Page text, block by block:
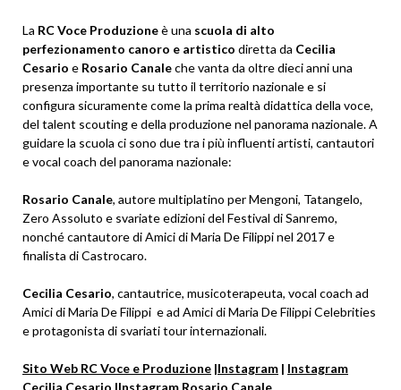
La RC Voce Produzioneè una scuola di alto
perfezionamento canoro e artistico diretta da Cecilia
Cesario e Rosario Canaleche vanta da oltre dieci anni una
presenza importante su tutto il territorio nazionale e si
configura sicuramente come la prima realtà didattica della voce,
del talent scouting e della produzione nel panorama nazionale. A
guidare la scuola ci sono due tra i più influenti artisti, cantautori
e vocal coach del panorama nazionale:
Rosario Canale, autore multiplatino per Mengoni, Tatangelo,
Zero Assoluto e svariate edizioni del Festival di Sanremo,
nonché cantautore di Amici di Maria De Filippi nel 2017 e
finalista di Castrocaro.
Cecilia Cesario, cantautrice, musicoterapeuta, vocal coach ad
Amici di Maria De Filippi e ad Amici di Maria De Filippi Celebrities
e protagonista di svariati tour internazionali.
Sito Web RC Voce e Produzione |Instagram | Instagram
Cecilia Cesario |Instagram Rosario Canale